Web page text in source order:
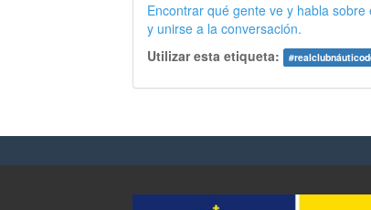
Encontrar qué gente ve y habla sobre
y unirse a la conversación.
Utilizar esta etiqueta:
#